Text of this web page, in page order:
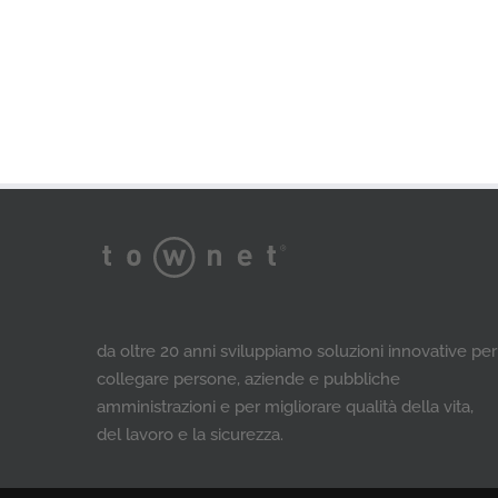
da oltre 20 anni sviluppiamo soluzioni innovative per
collegare persone, aziende e pubbliche
amministrazioni e per migliorare qualità della vita,
del lavoro e la sicurezza.